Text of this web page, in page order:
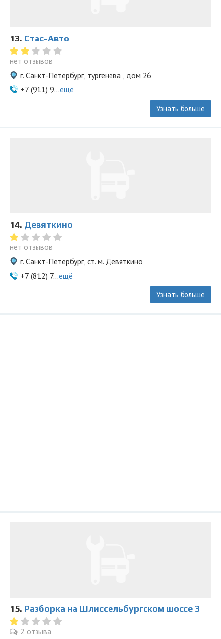
13. Стас-Aвто
нет отзывов
г. Санкт-Петербург, тургенева , дом 26
+7 (911) 9...ещё
Узнать больше
14. Девяткино
нет отзывов
г. Санкт-Петербург, ст. м. Девяткино
+7 (812) 7...ещё
Узнать больше
15. Разборка на Шлиссельбургском шоссе 3
2 отзыва